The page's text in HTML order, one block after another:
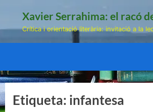
Xavier Serrahima: el racó
Crítica i orientació literària: invitació a la
Etiqueta: infantesa